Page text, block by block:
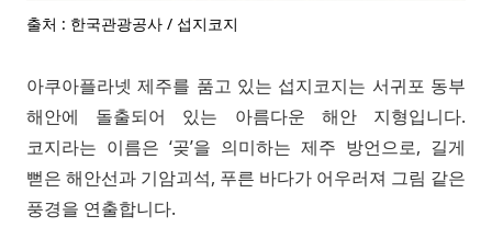
출처 : 한국관광공사 / 섭지코지
아쿠아플라넷 제주를 품고 있는 섭지코지는 서귀포 동부
해안에 돌출되어 있는 아름다운 해안 지형입니다.
코지라는 이름은 ‘곶’을 의미하는 제주 방언으로, 길게
뻗은 해안선과 기암괴석, 푸른 바다가 어우러져 그림 같은
풍경을 연출합니다.